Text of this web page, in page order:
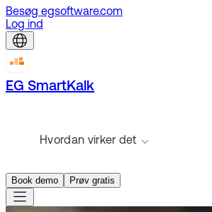
Besøg egsoftware.com
Log ind
EG SmartKalk
Hvordan virker det
Book demo Prøv gratis